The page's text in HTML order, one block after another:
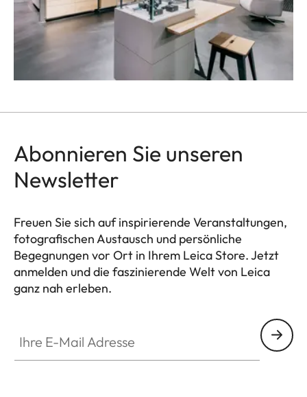
Abonnieren Sie unseren
Newsletter
Freuen Sie sich auf inspirierende Veranstaltungen,
fotografischen Austausch und persönliche
Begegnungen vor Ort in Ihrem Leica Store. Jetzt
anmelden und die faszinierende Welt von Leica
ganz nah erleben.